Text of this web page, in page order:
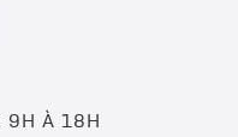
9H À 18H